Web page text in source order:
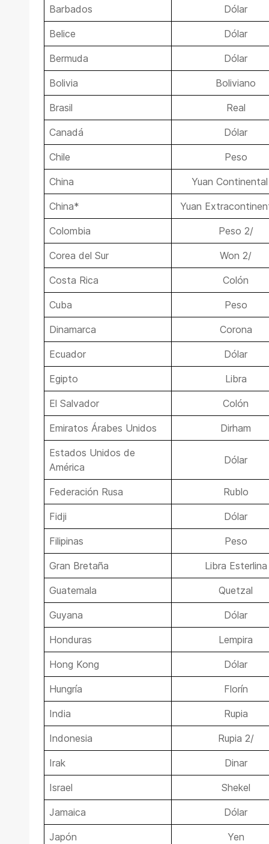
Barbados Dólar
Belice Dólar
Bermuda Dólar
Bolivia Boliviano
Brasil Real
Canadá Dólar
Chile Peso
China Yuan
China* Yuan
Colombia Peso 2/
Corea del Sur Won 2/
Costa Rica Colón
Cuba Peso
Dinamarca Corona
Ecuador Dólar
Egipto Libra
El Salvador Colón
Emiratos Árabes Unidos Dirham
Estados Unidos de
América
Dólar
Federación Rusa Rublo
Fidji Dólar
Filipinas Peso
Gran Bretaña Libra Esterlina
Guatemala Quetzal
Guyana Dólar
Honduras Lempira
Hong Kong Dólar
Hungría Florín
India Rupia
Indonesia Rupia 2/
Irak Dinar
Israel Shekel
Jamaica Dólar
Japón Yen